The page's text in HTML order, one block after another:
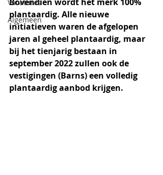
Vacatures
Algemeen
plantaardig. Alle nieuwe
initiatieven waren de afgelopen
jaren al geheel plantaardig, maar
bij het tienjarig bestaan in
september 2022 zullen ook de
vestigingen (Barns) een volledig
plantaardig aanbod krijgen.